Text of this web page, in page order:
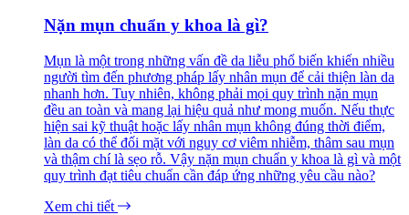
Nặn mụn chuẩn y khoa là gì?
Mụn là một trong những vấn đề da liễu phổ biến khiến nhiều
người tìm đến phương pháp lấy nhân mụn để cải thiện làn da
nhanh hơn. Tuy nhiên, không phải mọi quy trình nặn mụn
đều an toàn và mang lại hiệu quả như mong muốn. Nếu thực
hiện sai kỹ thuật hoặc lấy nhân mụn không đúng thời điểm,
làn da có thể đối mặt với nguy cơ viêm nhiễm, thâm sau mụn
và thậm chí là sẹo rỗ. Vậy nặn mụn chuẩn y khoa là gì và một
quy trình đạt tiêu chuẩn cần đáp ứng những yêu cầu nào?
Xem chi tiết